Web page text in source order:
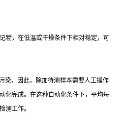
物，在低温或干燥条件下相对稳定，可
染，因此，除加待测样本需要人工操作
化完成。在这种自动化条件下，平均每
测工作。